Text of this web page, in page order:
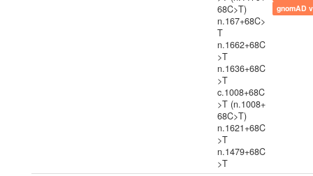
68C>T)
n.167+68C>
T
n.1662+68C
>T
n.1636+68C
>T
c.1008+68C
>T (n.1008+
68C>T)
n.1621+68C
>T
n.1479+68C
>T
gnomAD